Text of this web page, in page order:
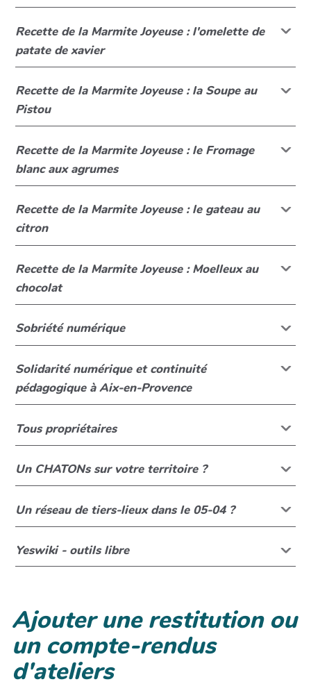
Recette de la Marmite Joyeuse : l'omelette de
patate de xavier
Recette de la Marmite Joyeuse : la Soupe au
Pistou
Recette de la Marmite Joyeuse : le Fromage
blanc aux agrumes
Recette de la Marmite Joyeuse : le gateau au
citron
Recette de la Marmite Joyeuse : Moelleux au
chocolat
Sobriété numérique
Solidarité numérique et continuité
pédagogique à Aix-en-Provence
Tous propriétaires
Un CHATONs sur votre territoire ?
Un réseau de tiers-lieux dans le 05-04 ?
Yeswiki - outils libre
Ajouter une restitution ou
un compte-rendus
d'ateliers